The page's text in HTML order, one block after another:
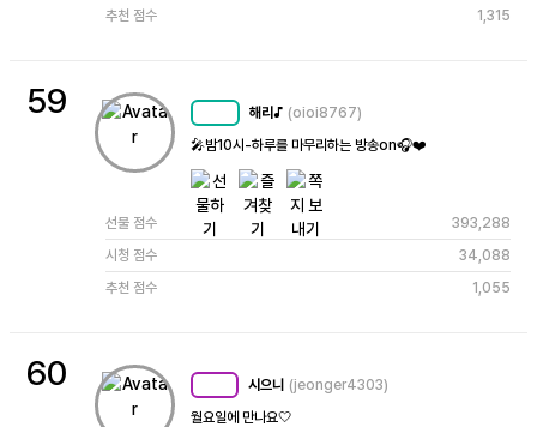
추천 점수
1,315
59 해리♪ (oioi8767)
🎤밤10시-하루를 마무리하는 방송on🎧❤️
선물 점수
393,288
시청 점수
34,088
추천 점수
1,055
60 시으니 (jeonger4303)
월요일에 만나요🤍